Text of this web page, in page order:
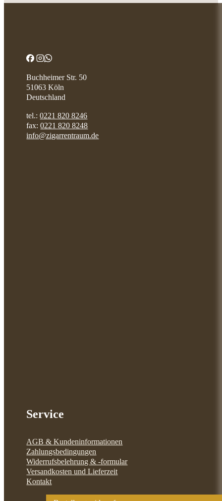
Buchheimer Str. 50
51063 Köln
Deutschland
tel.:0221 820 8246
fax:0221 820 8248
info@zigarrentraum.de
Service
AGB & Kundeninformationen
Zahlungsbedingungen
Widerrufsbelehrung & -formular
Versandkosten und Lieferzeit
Kontakt